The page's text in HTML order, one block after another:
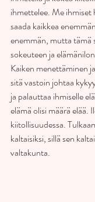
ihmettelee. Me ihmiset
saada kaikkea
enemmän, mutta tämä
sokeuteen ja
Kaiken menettäminen
sitä vastoin johtaa
ja palauttaa ihmiselle
elämä olisi määrä elää.
kiitollisuudessa.
kaltaisiksi, sillä sen
valtakunta.